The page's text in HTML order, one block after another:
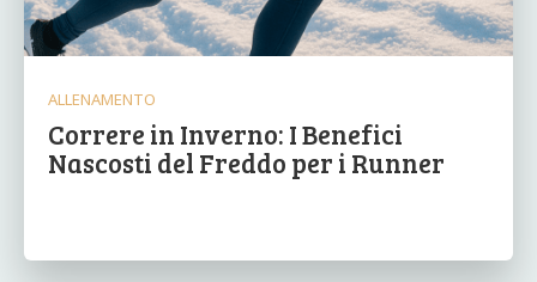
ALLENAMENTO
Correre in Inverno: I Benefici
Nascosti del Freddo per i Runner